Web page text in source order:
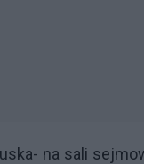
na sali